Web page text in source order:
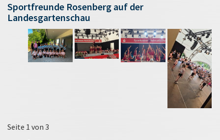
Sportfreunde Rosenberg auf der
Landesgartenschau
Seite 1 von 3